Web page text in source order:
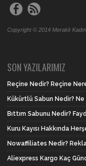
Copyright © 2014 Meraklı
SON YAZILARIMIZ
Reçine Nedir? Reçine
Kükürtlü Sabun Nedir? Ne
Bıttım Sabunu Nedir?
Kuru Kayısı Hakkında
Nowaffiliates Nedir?
Aliexpress Kargo Kaç